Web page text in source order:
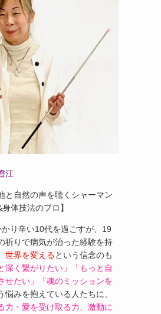
江
と自然の声を聴くシャーマン
体技法のプロ】
かり辛い10代を過ごすが、19
祈りで病気が治った経験を持
世界を変えるという信念のも
深く繋がりたい」「もっと自
せたい」「魂のミッションを
悩みを抱えている人たちに、
力・愛を受け取る力、激動に